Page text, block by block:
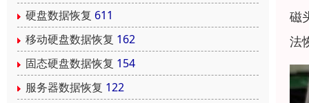
硬盘数据恢复 611
移动硬盘数据恢复 162
固态硬盘数据恢复 154
服务器数据恢复 122
磁
法